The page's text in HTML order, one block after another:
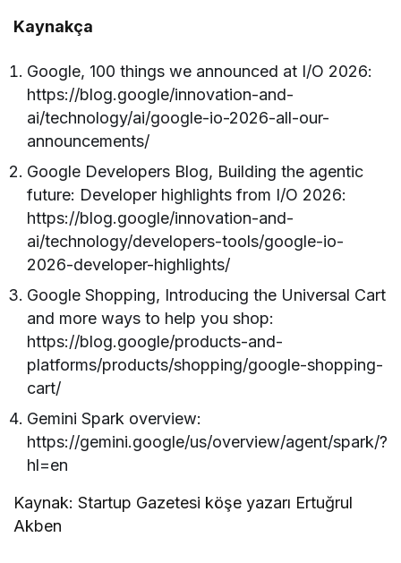
Kaynakça
Google, 100 things we announced at I/O 2026:
https://blog.google/innovation-and-
ai/technology/ai/google-io-2026-all-our-
announcements/
Google Developers Blog, Building the agentic
future: Developer highlights from I/O 2026:
https://blog.google/innovation-and-
ai/technology/developers-tools/google-io-
2026-developer-highlights/
Google Shopping, Introducing the Universal Cart
and more ways to help you shop:
https://blog.google/products-and-
platforms/products/shopping/google-shopping-
cart/
Gemini Spark overview:
https://gemini.google/us/overview/agent/spark/?
hl=en
Kaynak: Startup Gazetesi köşe yazarı Ertuğrul
Akben